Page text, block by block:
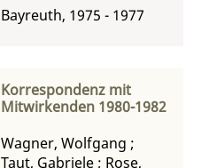
Bayreuth, 1975 - 1977
Korrespondenz mit
Mitwirkenden 1980-1982
Wagner, Wolfgang ;
Taut, Gabriele ; Rose,